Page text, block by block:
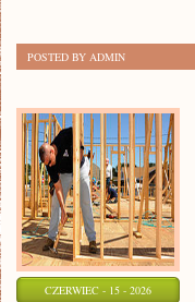
POSTED BY ADMIN
CZERWIEC - 15 - 2026